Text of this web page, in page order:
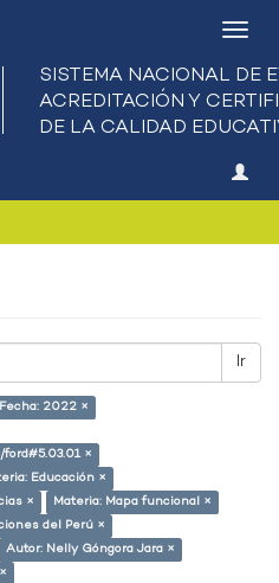
Ir
Fecha: 2022 ×
×
Educación ×
×
Materia: Mapa funcional ×
del Perú ×
Autor: Nelly Góngora Jara ×